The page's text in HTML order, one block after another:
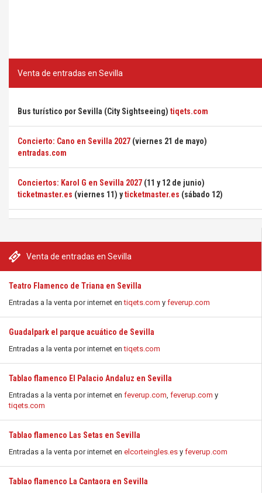
Venta de entradas en Sevilla
Teatro Flamenco de Triana en Sevilla
Entradas a la venta por internet entiqets.com y feverup.com
Guadalpark el parque acuático de Sevilla
Entradas a la venta por internet entiqets.com
Tablao flamenco El Palacio Andaluz en Sevilla
Entradas a la venta por internet en feverup.com, feverup.com y
tiqets.com
Tablao flamenco Las Setas en Sevilla
Entradas a la venta por internet en elcorteingles.es y feverup.com
Tablao flamenco La Cantaora en Sevilla
Venta de entradas en Sevilla
Bus turístico por Sevilla (City Sightseeing) tiqets.com
Concierto: Cano en Sevilla 2027 (viernes 21 de mayo)
entradas.com
Conciertos: Karol G en Sevilla 2027 (11 y 12 de junio)
ticketmaster.es (viernes 11) yticketmaster.es (sábado 12)